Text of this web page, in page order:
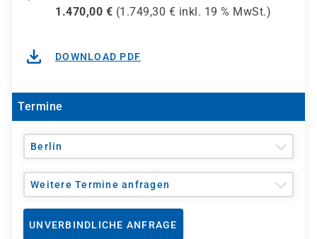
1.470,00 € (1.749,30 € inkl. 19 % MwSt.)
DOWNLOAD PDF
Termine
Berlin
Weitere Termine anfragen
UNVERBINDLICHE ANFRAGE